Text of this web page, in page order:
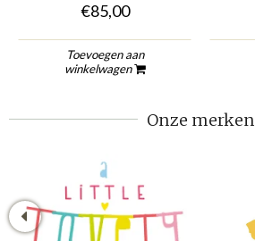
€85,00
Toevoegen aan
winkelwagen
Onze merken